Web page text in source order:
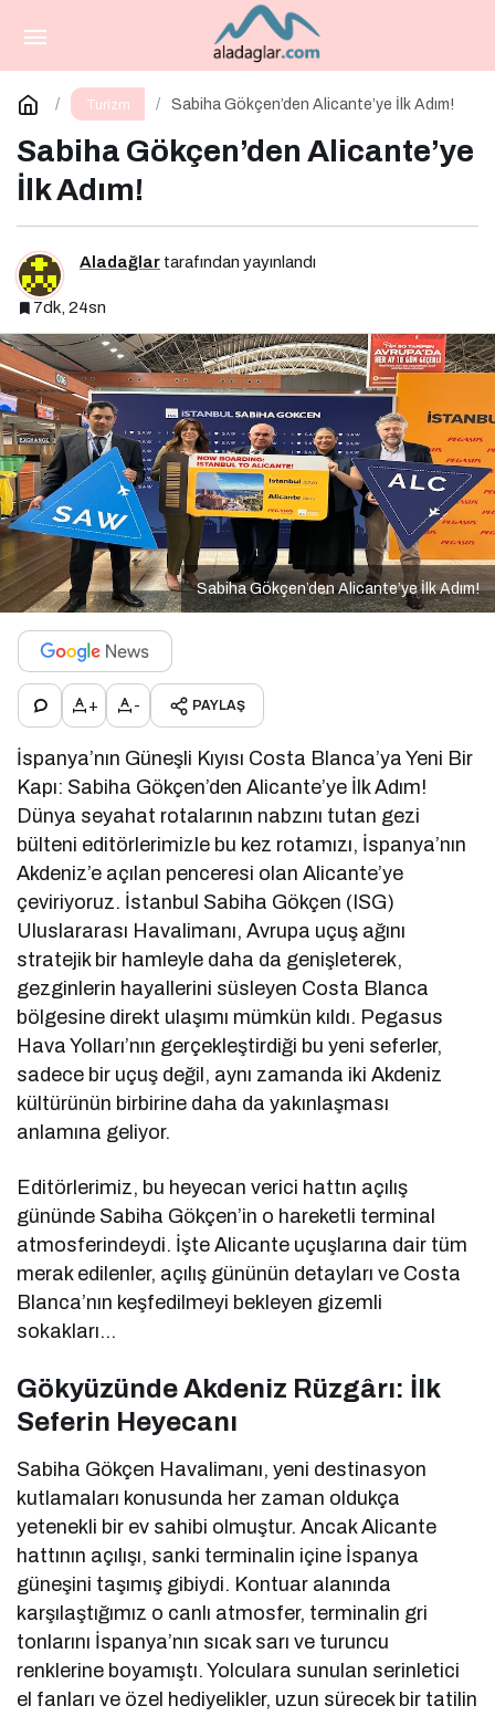
Turizm Sabiha Gökçen’den Alicante’ye İlk Adım!
Sabiha Gökçen’den Alicante’ye
İlk Adım!
Aladağlar tarafından yayınlandı
7dk, 24sn
Sabiha Gökçen’den Alicante’ye İlk Adım!
+ - PAYLAŞ
İspanya’nın Güneşli Kıyısı Costa Blanca’ya Yeni Bir
Kapı: Sabiha Gökçen’den Alicante’ye İlk Adım!
Dünya seyahat rotalarının nabzını tutan gezi
bülteni editörlerimizle bu kez rotamızı, İspanya’nın
Akdeniz’e açılan penceresi olan Alicante’ye
çeviriyoruz. İstanbul Sabiha Gökçen (ISG)
Uluslararası Havalimanı, Avrupa uçuş ağını
stratejik bir hamleyle daha da genişleterek,
gezginlerin hayallerini süsleyen Costa Blanca
bölgesine direkt ulaşımı mümkün kıldı. Pegasus
Hava Yolları’nın gerçekleştirdiği bu yeni seferler,
sadece bir uçuş değil, aynı zamanda iki Akdeniz
kültürünün birbirine daha da yakınlaşması
anlamına geliyor.
Editörlerimiz, bu heyecan verici hattın açılış
gününde Sabiha Gökçen’in o hareketli terminal
atmosferindeydi. İşte Alicante uçuşlarına dair tüm
merak edilenler, açılış gününün detayları ve Costa
Blanca’nın keşfedilmeyi bekleyen gizemli
sokakları…
Gökyüzünde Akdeniz Rüzgârı: İlk
Seferin Heyecanı
Sabiha Gökçen Havalimanı, yeni destinasyon
kutlamaları konusunda her zaman oldukça
yetenekli bir ev sahibi olmuştur. Ancak Alicante
hattının açılışı, sanki terminalin içine İspanya
güneşini taşımış gibiydi. Kontuar alanında
karşılaştığımız o canlı atmosfer, terminalin gri
tonlarını İspanya’nın sıcak sarı ve turuncu
renklerine boyamıştı. Yolculara sunulan serinletici
el fanları ve özel hediyelikler, uzun sürecek bir tatilin
Münih’in Premium Dokusundan Mısır’ın Tarihi
Derinliğine
Yorum Yap